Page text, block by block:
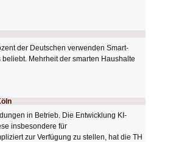
der Deutschen verwenden Smart-
Mehrheit der smarten Haushalte
in Betrieb. Die Entwicklung KI-
insbesondere für
zur Verfügung zu stellen, hat die TH